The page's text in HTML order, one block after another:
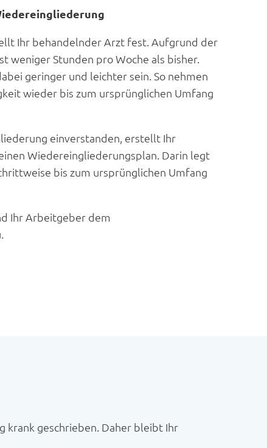
Ihr behandelnder Arzt fest. Aufgrund der
weniger Stunden pro Woche als bisher.
geringer und leichter sein. So nehmen
wieder bis zum ursprünglichen Umfang
einverstanden, erstellt Ihr
Wiedereingliederungsplan. Darin legt
bis zum ursprünglichen Umfang
Ihr Arbeitgeber dem
geschrieben. Daher bleibt Ihr